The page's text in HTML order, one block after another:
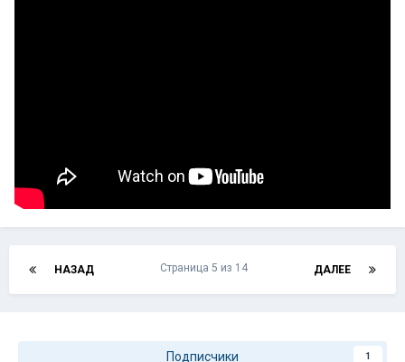
НАЗАД ДАЛЕЕ
Страница 5 из 14
Подписчики 1